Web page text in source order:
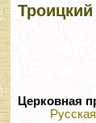
Церковная